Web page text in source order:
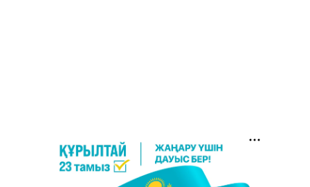
2800 2